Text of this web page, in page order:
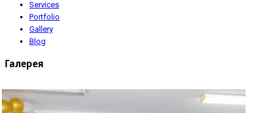
Services
Portfolio
Gallery
Blog
Галерея